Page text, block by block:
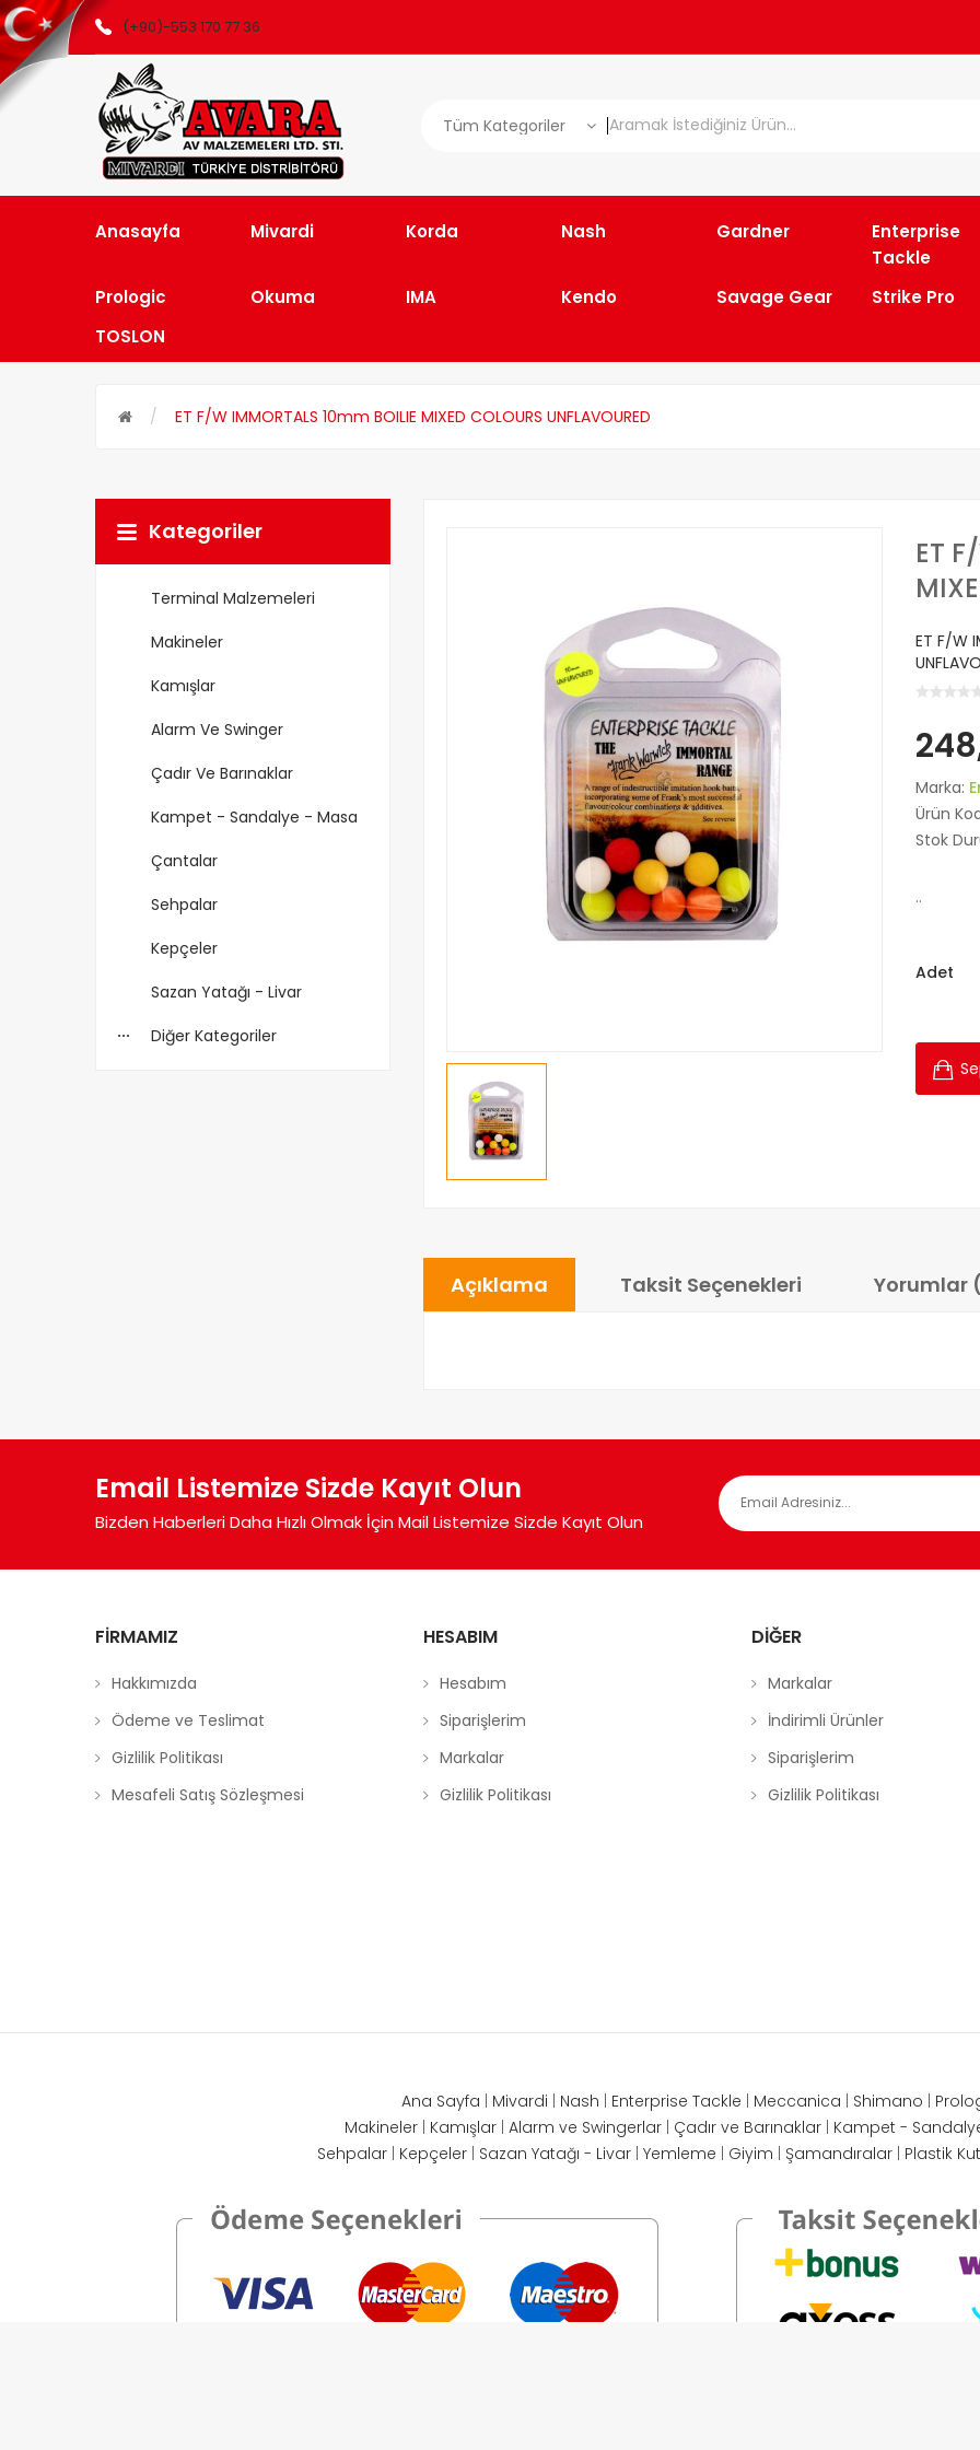
(+90)-553 170 77 36
Tüm Kategoriler
Anasayfa Mivardi Korda Nash Gardner
Enterprise
Tackle
Prologic Okuma IMA Kendo Savage Gear Strike Pro
TOSLON
ET F/W IMMORTALS 10mm BOILIE MIXED COLOURS UNFLAVOURED
Kategoriler
Terminal Malzemeleri
Makineler
Kamışlar
Alarm Ve Swinger
Çadır Ve Barınaklar
Kampet - Sandalye - Masa
Çantalar
Sehpalar
Kepçeler
Sazan Yatağı - Livar
Diğer Kategoriler
ET
ET F/W
Marka:
Ürün
Stok
..
Adet
Açıklama Taksit Seçenekleri Yorumlar
Email Listemize Sizde Kayıt Olun
Bizden Haberleri Daha Hızlı Olmak İçin Mail Listemize Sizde Kayıt Olun
FIRMAMIZ
Hakkımızda
Ödeme ve Teslimat
Gizlilik Politikası
Mesafeli Satış Sözleşmesi
HESABIM
Hesabım
Siparişlerim
Markalar
Gizlilik Politikası
DIĞER
Markalar
İndirimli Ürünler
Siparişlerim
Gizlilik Politikası
Ana Sayfa | Mivardi | Nash | Enterprise Tackle | Meccanica | Shimano |
Makineler| Kamışlar| Alarm ve Swingerlar| Çadır ve Barınaklar| Kampet -
Sehpalar | Kepçeler | Sazan Yatağı - Livar | Yemleme | Giyim | Şamandıralar | Plastik